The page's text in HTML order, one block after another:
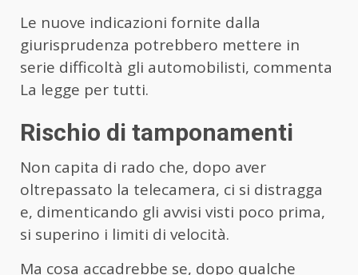
Le nuove indicazioni fornite dalla
giurisprudenza potrebbero mettere in
serie difficoltà gli automobilisti, commenta
La legge per tutti.
Rischio di tamponamenti
Non capita di rado che, dopo aver
oltrepassato la telecamera, ci si distragga
e, dimenticando gli avvisi visti poco prima,
si superino i limiti di velocità.
Ma cosa accadrebbe se, dopo qualche